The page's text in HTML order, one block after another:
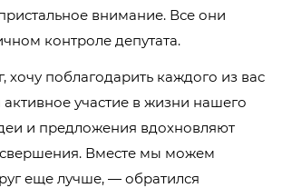
внимание. Все они
контроле депутата.
хочу поблагодарить каждого из вас
участие в жизни нашего
и предложения вдохновляют
Вместе мы можем
еще лучше, — обратился